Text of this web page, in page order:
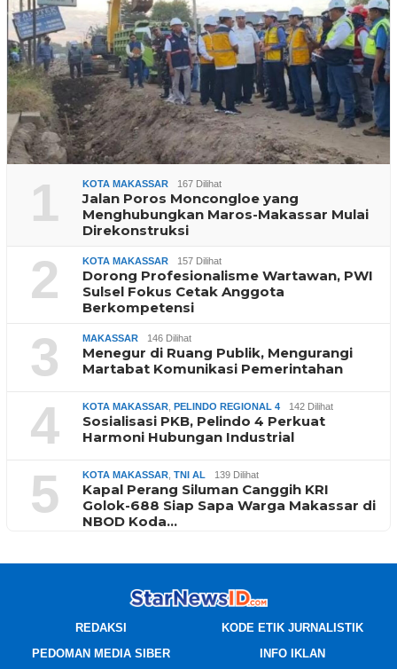
1 KOTA MAKASSAR 167 Dilihat
Jalan Poros Moncongloe yang
Menghubungkan Maros-Makassar Mulai
Direkonstruksi
2 KOTA MAKASSAR 157 Dilihat
Dorong Profesionalisme Wartawan, PWI
Sulsel Fokus Cetak Anggota
Berkompetensi
3 MAKASSAR 146 Dilihat
Menegur di Ruang Publik, Mengurangi
Martabat Komunikasi Pemerintahan
4 KOTA MAKASSAR PELINDO REGIONAL 4 142 Dilihat
Sosialisasi PKB, Pelindo 4 Perkuat
Harmoni Hubungan Industrial
5 KOTA MAKASSAR TNI AL 139 Dilihat
Kapal Perang Siluman Canggih KRI
Golok-688 Siap Sapa Warga Makassar di
NBOD Koda…
REDAKSI
KODE ETIK JURNALISTIK
PEDOMAN MEDIA SIBER
INFO IKLAN